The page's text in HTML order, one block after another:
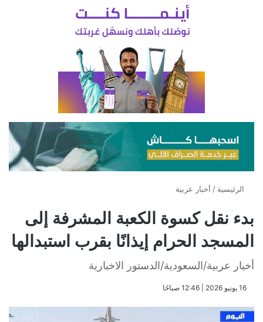
الرئيسية / أخبار عربية
بدء نقل كسوة الكعبة المشرفة إلى
المسجد الحرام إيذانًا بقرب استبدالها
أخبار عربية/السعودية/الدستور الاخبارية
​16 يونيو 2026 | 12:46 صباحًا